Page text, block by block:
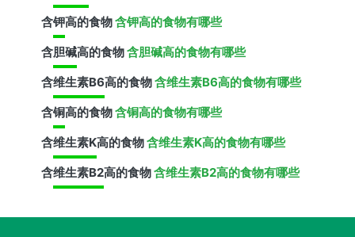
含钾高的食物含钾高的食物有哪些
含胆碱高的食物含胆碱高的食物有哪些
含维生素B6高的食物含维生素B6高的食物有哪些
含铜高的食物含铜高的食物有哪些
含维生素K高的食物含维生素K高的食物有哪些
含维生素B2高的食物含维生素B2高的食物有哪些